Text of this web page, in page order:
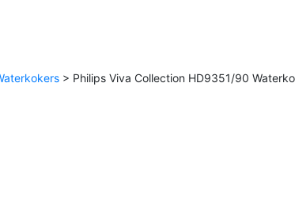
> Philips Viva Collection HD9351/90